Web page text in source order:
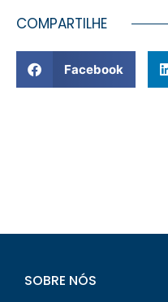
COMPARTILHE
Facebook
SOBRE NÓS